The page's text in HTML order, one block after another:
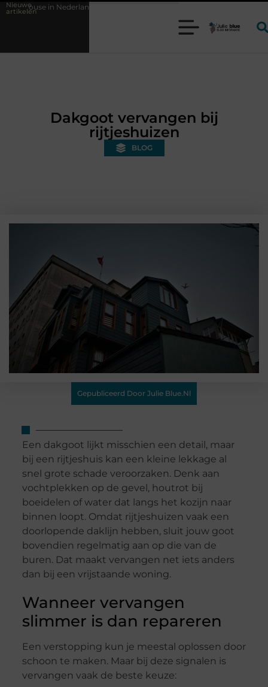
Nieuwe
artikelenen waarom wordt het steeds belangrijker?
Dakgoot vervangen bij
rijtjeshuizen
BLOG
Gepubliceerd Door Julie Blue.nl
Een dakgoot lijkt misschien een detail, maar
bij een rijtjeshuis kan een kleine lekkage al
snel grote schade veroorzaken. Denk aan
vochtplekken op de gevel, houtrot bij
boeidelen of water dat langs het kozijn naar
binnen loopt. Omdat rijtjeshuizen vaak een
doorlopende daklijn hebben, sluit jouw goot
bovendien regelmatig aan op die van de
buren. Dat maakt vervangen net iets anders
dan bij een vrijstaande woning.
Wanneer vervangen
slimmer is dan repareren
Een verstopping kun je meestal oplossen door
schoon te maken. Maar bij deze signalen is
vervangen vaak de beste keuze: